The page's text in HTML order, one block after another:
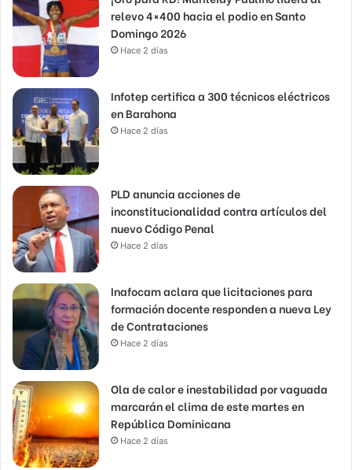
relevo 4×400 hacia el podio en Santo
Domingo 2026
Hace 2 días
Infotep certifica a 300 técnicos eléctricos
en Barahona
Hace 2 días
PLD anuncia acciones de
inconstitucionalidad contra artículos del
nuevo Código Penal
Hace 2 días
Inafocam aclara que licitaciones para
formación docente responden a nueva Ley
de Contrataciones
Hace 2 días
Ola de calor e inestabilidad por vaguada
marcarán el clima de este martes en
República Dominicana
Hace 2 días